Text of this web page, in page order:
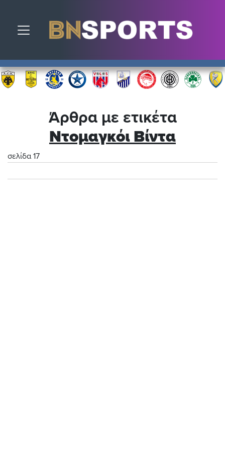
Toggle navigation
Άρθρα με ετικέτα
Ντομαγκόι Βίντα
σελίδα 17